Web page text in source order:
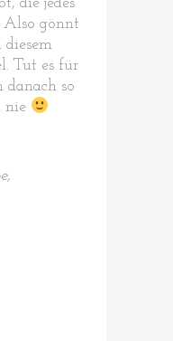
Also gönnt
Tut es für
danach so
nie